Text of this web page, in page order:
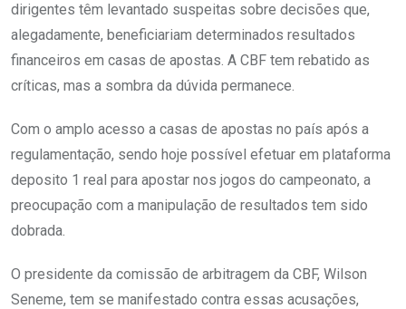
dirigentes têm levantado suspeitas sobre decisões que,
alegadamente, beneficiariam determinados resultados
financeiros em casas de apostas. A CBF tem rebatido as
críticas, mas a sombra da dúvida permanece​​.
Com o amplo acesso a casas de apostas no país após a
regulamentação, sendo hoje possível efetuar em plataforma
deposito 1 real para apostar nos jogos do campeonato, a
preocupação com a manipulação de resultados tem sido
dobrada.
O presidente da comissão de arbitragem da CBF, Wilson
Seneme, tem se manifestado contra essas acusações,